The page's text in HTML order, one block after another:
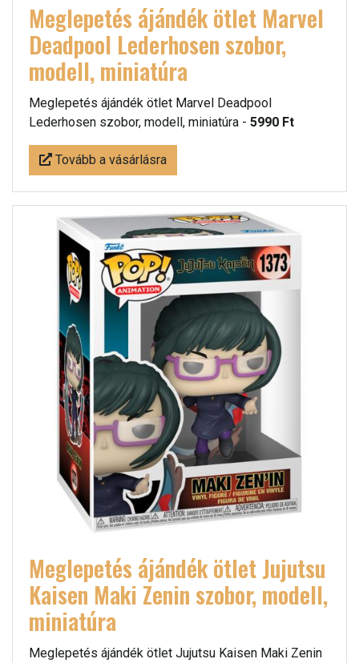
Meglepetés ájándék ötlet Marvel
Deadpool Lederhosen szobor,
modell, miniatúra
Meglepetés ájándék ötlet Marvel Deadpool
Lederhosen szobor, modell, miniatúra - 5990 Ft
Tovább a vásárlásra
Meglepetés ájándék ötlet Jujutsu
Kaisen Maki Zenin szobor, modell,
miniatúra
Meglepetés ájándék ötlet Jujutsu Kaisen Maki Zenin